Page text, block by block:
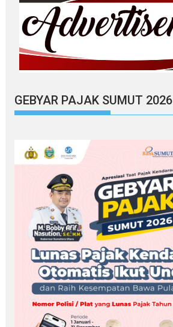
GEBYAR PAJAK SUMUT 2026